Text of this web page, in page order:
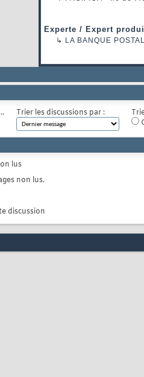
Experte / Expert
↳ LA BANQUE
Trier les discussions par :
lus
non lus.
discussion